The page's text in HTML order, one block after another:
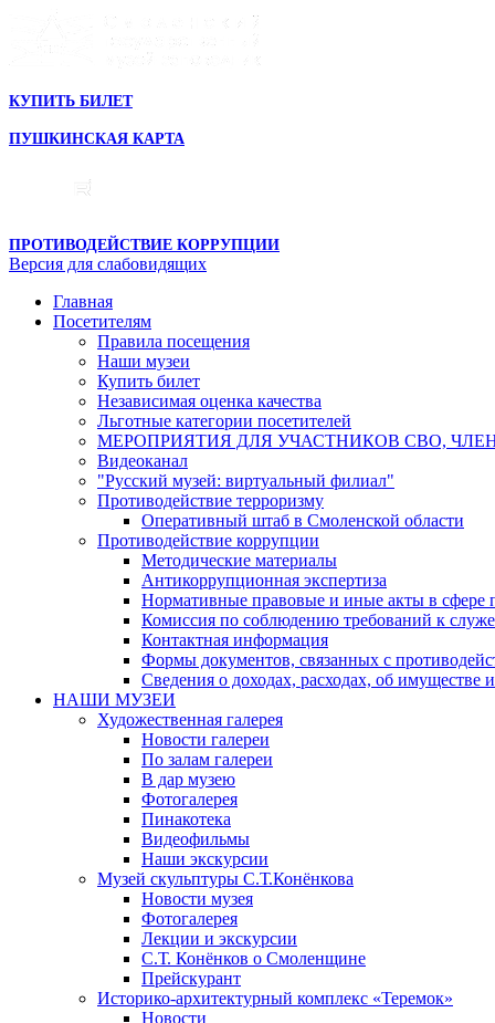
КУПИТЬ БИЛЕТ
ПУШКИНСКАЯ КАРТА
ПРОТИВОДЕЙСТВИЕ КОРРУПЦИИ
Версия для слабовидящих
Главная
Посетителям
Правила посещения
Наши музеи
Купить билет
Независимая оценка качества
Льготные категории посетителей
МЕРОПРИЯТИЯ ДЛЯ УЧАСТНИКОВ СВО,
Видеоканал
"Русский музей: виртуальный филиал"
Противодействие терроризму
Оперативный штаб в Смоленской области
Противодействие коррупции
Методические материалы
Антикоррупционная экспертиза
Нормативные правовые и иные акты в сфере
Комиссия по соблюдению требований к
Контактная информация
Формы документов, связанных с
Сведения о доходах, расходах, об имуществе
НАШИ МУЗЕИ
Художественная галерея
Новости галереи
По залам галереи
В дар музею
Фотогалерея
Пинакотека
Видеофильмы
Наши экскурсии
Музей скульптуры С.Т.Конёнкова
Новости музея
Фотогалерея
Лекции и экскурсии
С.Т. Конёнков о Смоленщине
Прейскурант
Историко-архитектурный комплекс «Теремок»
Новости